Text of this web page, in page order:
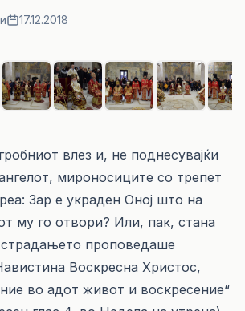
17.12.2018
влез и, не поднесувајќи
мироносиците со трепет
Зар е украден Оној што на
му го отвори? Или, пак, стана
страдањето проповедаше
Воскресна Христос,
во адот живот и воскресение“